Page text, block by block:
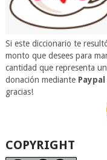
Si este diccionario te
monto que desees para
cantidad que representa
donación mediante Paypal
gracias!
COPYRIGHT